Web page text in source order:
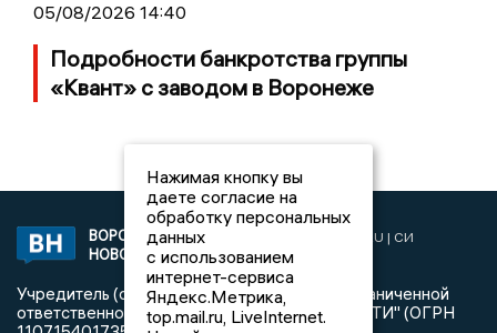
05/08/2026 14:40
Подробности банкротства группы
«Квант» с заводом в Воронеже
ВОРОНЕЖСКИЕ
НОВОСТИ
2019 © VORONEZHNEWS.RU | СИ
«Воронежские новости»
Учредитель (соучредители): Общество с ограниченной
ответственностью "РЕГИОНАЛЬНЫЕ НОВОСТИ" (ОГРН
Нажимая кнопку вы
даете согласие на
обработку персональных
данных
с использованием
интернет-сервиса
Яндекс.Метрика,
top.mail.ru, LiveInternet.